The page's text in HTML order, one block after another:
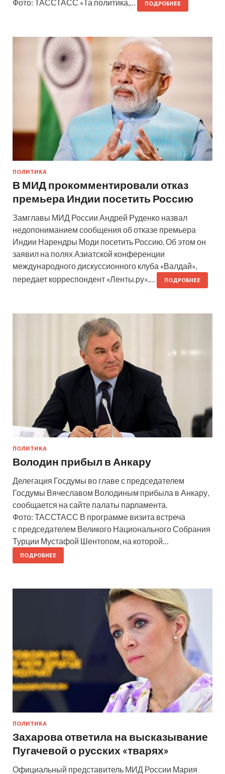
Фото: ТАССТАСС «Та политика,… ПОДРОБНЕЕ
ПОЛИТИКА
В МИД прокомментировали отказ
премьера Индии посетить Россию
Замглавы МИД России Андрей Руденко назвал
недопониманием сообщения об отказе премьера
Индии Нарендры Моди посетить Россию. Об этом он
заявил на полях Азиатской конференции
международного дискуссионного клуба «Валдай»,
передает корреспондент «Ленты.ру».…
ПОДРОБНЕЕ
ПОЛИТИКА
Володин прибыл в Анкару
Делегация Госдумы во главе с председателем
Госдумы Вячеславом Володиным прибыла в Анкару,
сообщается на сайте палаты парламента.
Фото: ТАССТАСС В программе визита встреча
с председателем Великого Национального Собрания
Турции Мустафой Шентопом, на которой…
ПОДРОБНЕЕ
ПОЛИТИКА
Захарова ответила на высказывание
Пугачевой о русских «тварях»
Официальный представитель МИД России Мария